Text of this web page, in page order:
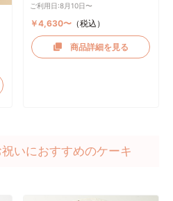
ご利用日:8月10日〜
￥4,630〜 （税込）
商品詳細を見る
いにおすすめのケーキ